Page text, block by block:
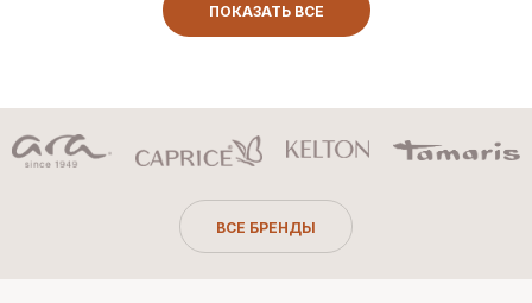
ПОКАЗАТЬ ВСЕ
ВСЕ БРЕНДЫ